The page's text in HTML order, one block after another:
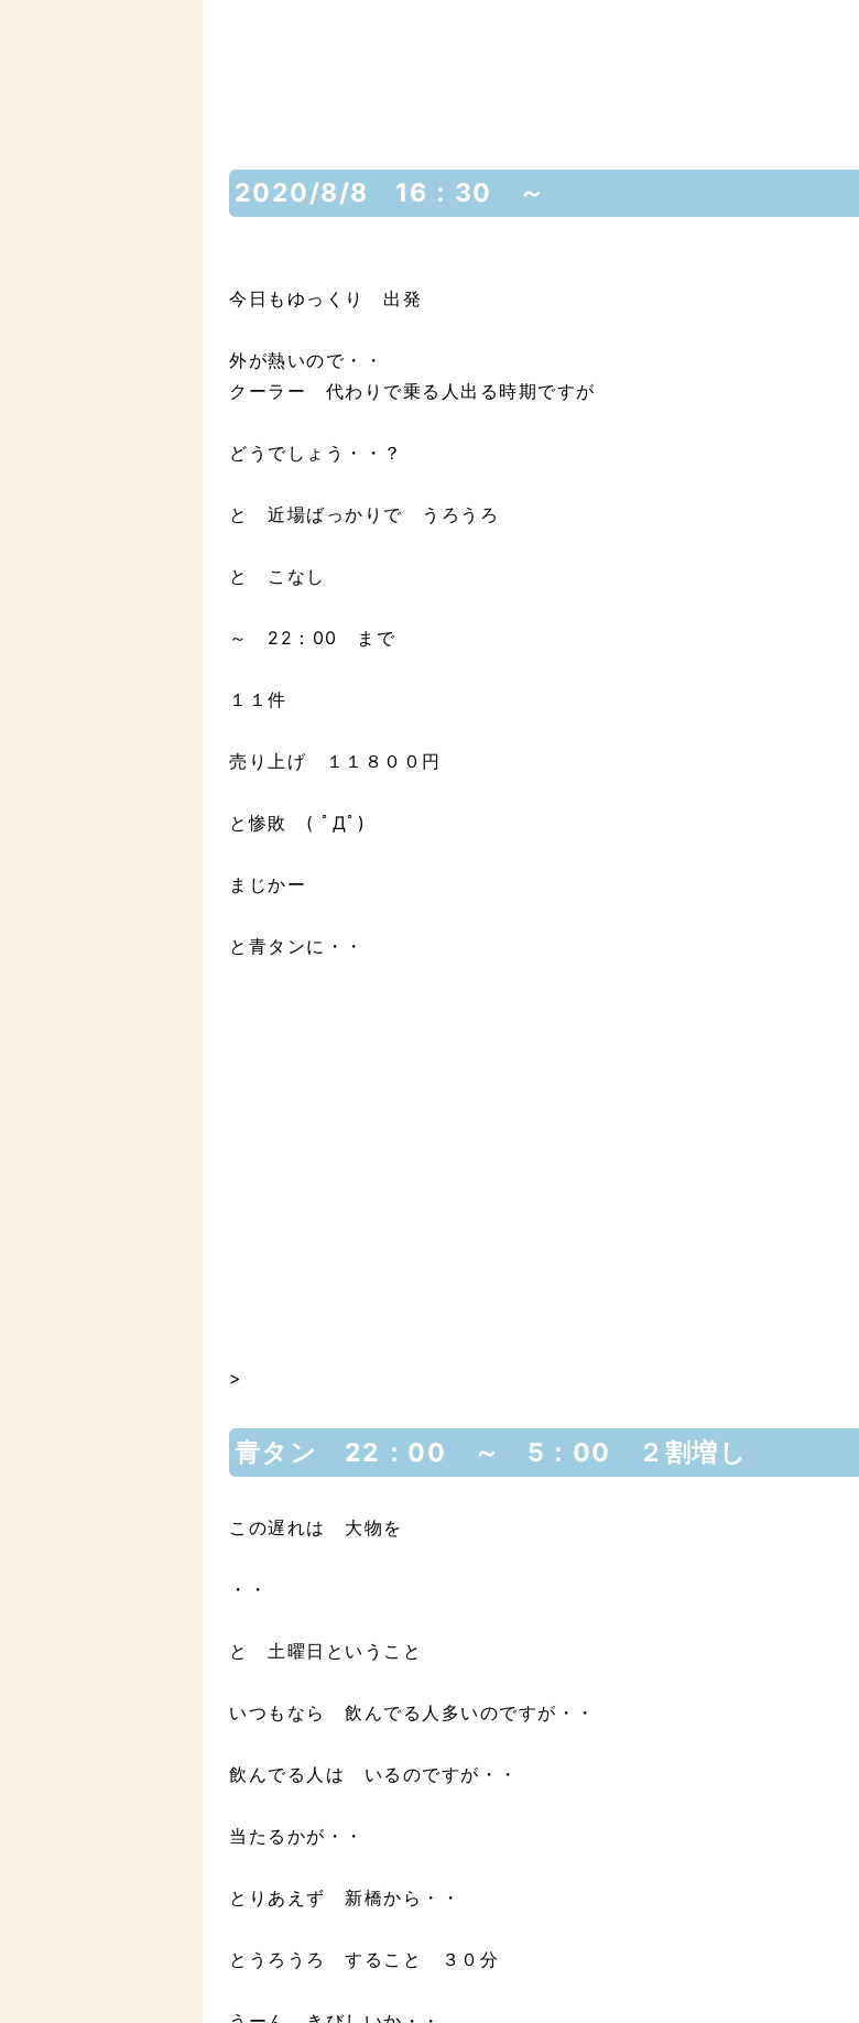
2020/8/8 16：30 ～
今日もゆっくり 出発
外が熱いので・・
クーラー 代わりで乗る人出る時期ですが
どうでしょう・・？
と 近場ばっかりで うろうろ
と こなし
～ 22：00 まで
１１件
売り上げ １１８００円
と惨敗 ( ﾟДﾟ)
まじかー
と青タンに・・
>
青タン 22：00 ～ 5：00 ２割増し
この遅れは 大物を
・・
と 土曜日ということ
いつもなら 飲んでる人多いのですが・・
飲んでる人は いるのですが・・
当たるかが・・
とりあえず 新橋から・・
とうろうろ すること ３０分